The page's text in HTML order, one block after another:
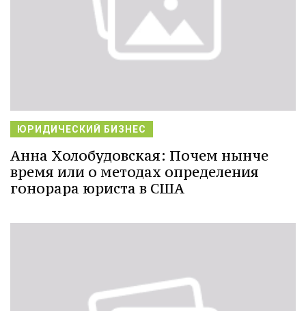
ЮРИДИЧЕСКИЙ БИЗНЕС
Анна Холобудовская: Почем нынче
время или о методах определения
гонорара юриста в США